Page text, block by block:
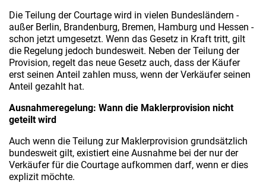
Die Teilung der Courtage wird in vielen Bundesländern -
außer Berlin, Brandenburg, Bremen, Hamburg und Hessen -
schon jetzt umgesetzt. Wenn das Gesetz in Kraft tritt, gilt
die Regelung jedoch bundesweit. Neben der Teilung der
Provision, regelt das neue Gesetz auch, dass der Käufer
erst seinen Anteil zahlen muss, wenn der Verkäufer seinen
Anteil gezahlt hat.
Ausnahmeregelung: Wann die Maklerprovision nicht
geteilt wird
Auch wenn die Teilung zur Maklerprovision grundsätzlich
bundesweit gilt, existiert eine Ausnahme bei der nur der
Verkäufer für die Courtage aufkommen darf, wenn er dies
explizit möchte.